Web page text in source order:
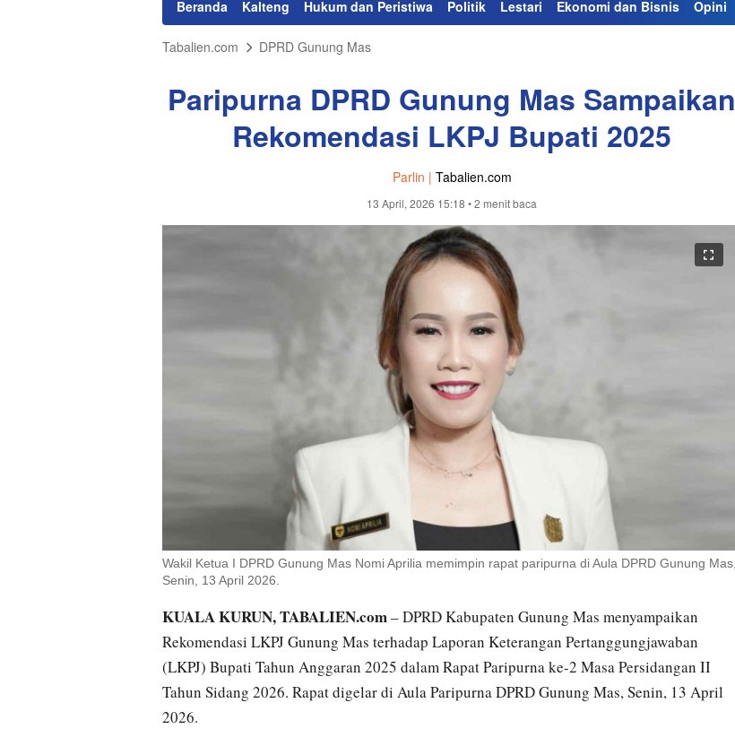
Beranda Kalteng Hukum dan Peristiwa Politik Lestari Ekonomi dan Bisnis Opini
Tabalien.com DPRD Gunung Mas
Paripurna DPRD Gunung Mas Sampaikan
Rekomendasi LKPJ Bupati 2025
Parlin | Tabalien.com
13 April, 2026 15:18 • 2 menit baca
Wakil Ketua I DPRD Gunung Mas Nomi Aprilia memimpin rapat paripurna di Aula DPRD Gunung Mas,
Senin, 13 April 2026.
KUALA KURUN, TABALIEN.com– DPRD Kabupaten Gunung Mas menyampaikan
Rekomendasi LKPJ Gunung Mas terhadap Laporan Keterangan Pertanggungjawaban
(LKPJ) Bupati Tahun Anggaran 2025 dalam Rapat Paripurna ke-2 Masa Persidangan II
Tahun Sidang 2026. Rapat digelar di Aula Paripurna DPRD Gunung Mas, Senin, 13 April
2026.